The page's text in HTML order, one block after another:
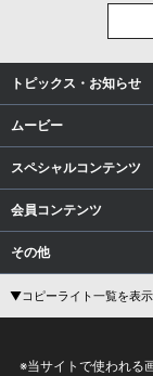
トピックス・お知らせ
ムービー
スペシャルコンテンツ
会員コンテンツ
その他
▼コピーライト一覧を表
※当サイトで使われる